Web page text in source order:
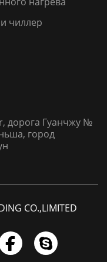
чиллер
дорога Гуанчжу №
город
CO.,LIMITED
 